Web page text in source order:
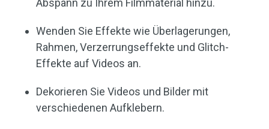
Abspann zu Ihrem Filmmaterial hinzu.
Wenden Sie Effekte wie Überlagerungen,
Rahmen, Verzerrungseffekte und Glitch-
Effekte auf Videos an.
Dekorieren Sie Videos und Bilder mit
verschiedenen Aufklebern.